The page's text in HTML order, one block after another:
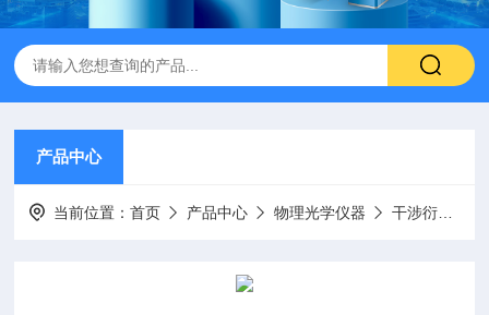
产品中心
当前位置：首页 产品中心 物理光学仪器 干涉衍射偏振光